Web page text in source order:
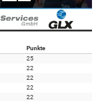
Punkte
25
22
22
22
22